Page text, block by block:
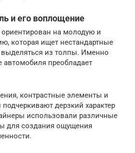
и его воплощение
ориентирован на молодую и
которая ищет нестандартные
выделяться из толпы. Именно
автомобиля преобладает
контрастные элементы и
дерзкий характер
использовали различные
для создания ощущения